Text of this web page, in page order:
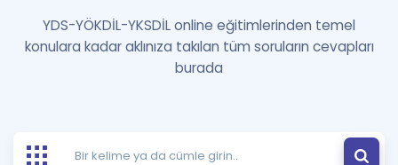
Şifremi Hatırlamıyorum
GİRİŞ YAP
Kitaplar ve Kaynaklar
Ücretsiz Kaynaklar
Blog
İngilizce Gramer
YDS-YÖKDİL-YKSDİL online eğitimlerinden temel
konulara kadar aklınıza takılan tüm soruların cevapları
burada